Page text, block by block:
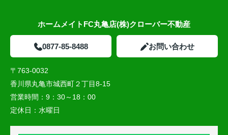
ホームメイトFC丸亀店(株)クローバー不動産
0877-85-8488 お問い合わせ
〒763-0032
香川県丸亀市城西町２丁目8-15
営業時間： 9：30～18：00
定休日： 水曜日